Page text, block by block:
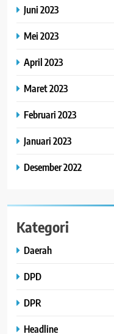
Juni 2023
Mei 2023
April 2023
Maret 2023
Februari 2023
Januari 2023
Desember 2022
Kategori
Daerah
DPD
DPR
Headline